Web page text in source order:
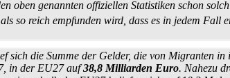
oben genannten offiziellen Statistiken schon
so reich empfunden wird, dass es in jedem Fall
sich die Summe der Gelder, die von Migranten
in der EU27 auf38,8 Milliarden Euro. Nahezu